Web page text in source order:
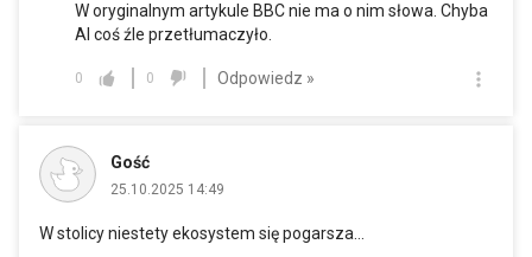
W oryginalnym artykule BBC nie ma o nim słowa. Chyba
AI coś źle przetłumaczyło.
0 0 Odpowiedz »
Gość
25.10.2025 14:49
W stolicy niestety ekosystem się pogarsza…